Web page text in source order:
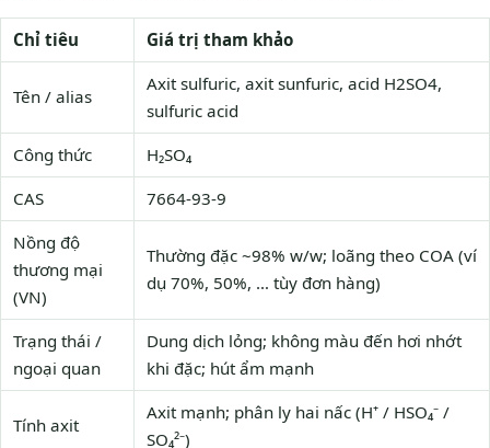
Chỉ tiêu Giá trị tham khảo
Tên / alias
Axit sulfuric, axit sunfuric, acid H2SO4,
sulfuric acid
Công thức
H₂SO₄
CAS
7664-93-9
Nồng độ
thương mại
(VN)
Thường đặc ~98% w/w; loãng theo COA (ví
dụ 70%, 50%, … tùy đơn hàng)
Trạng thái /
ngoại quan
Dung dịch lỏng; không màu đến hơi nhớt
khi đặc; hút ẩm mạnh
Tính axit
Axit mạnh; phân ly hai nấc (H⁺ / HSO₄⁻ /
SO₄²⁻)